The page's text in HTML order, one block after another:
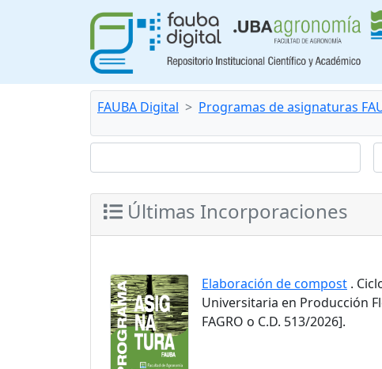
FAUBA Digital Programas de asignaturas
Últimas Incorporaciones
Elaboración de compost .
Universitaria en Producción
FAGRO o C.D. 513/2026].